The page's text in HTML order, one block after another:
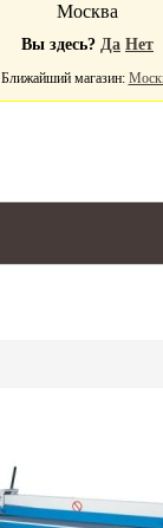
Москва
Вы здесь? Да Нет
Ближайший магазин: